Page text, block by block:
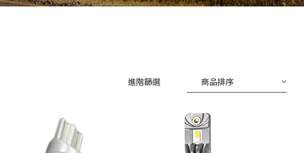
進階篩選 商品排序